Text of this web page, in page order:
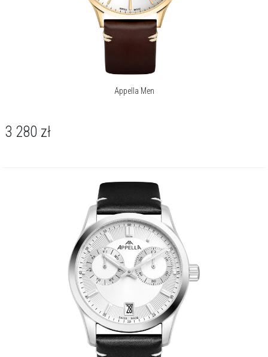
Appella Men
3 280 zł